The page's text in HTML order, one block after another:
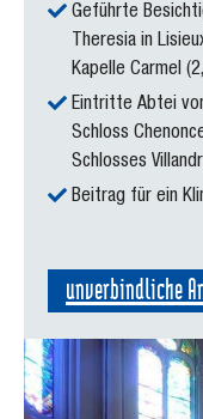
Geführte
Theresia in
Kapelle Carmel
Eintritte Abtei
Schloss
Schlosses
Beitrag für ein
unverbindliche